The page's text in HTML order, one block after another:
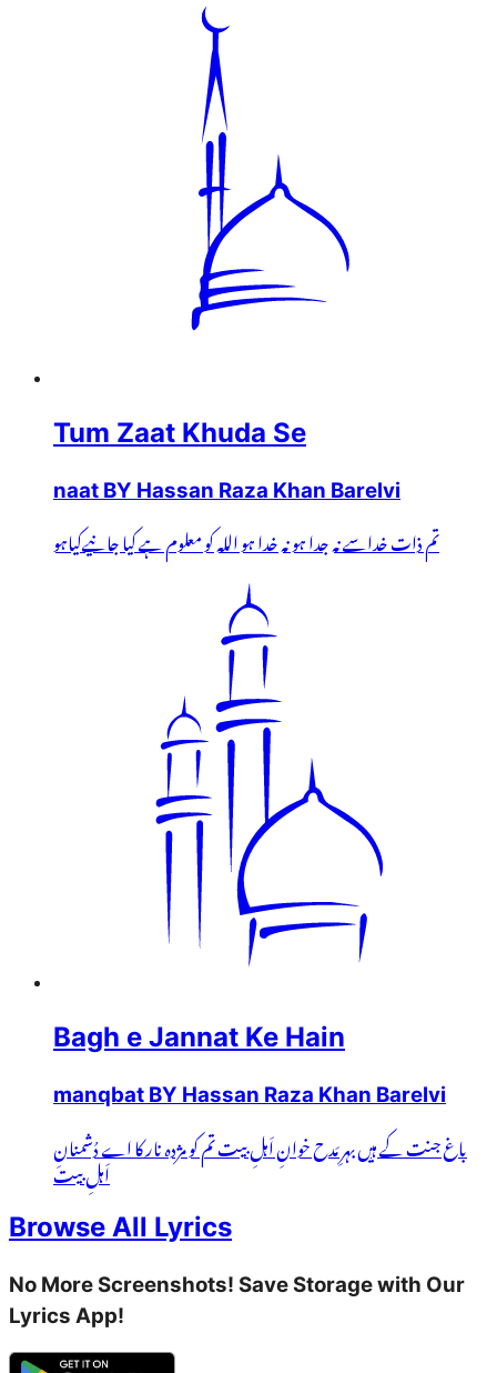
Tum Zaat Khuda Se
naat BY Hassan Raza Khan Barelvi
تم ذات خداسے نہ جدا ہو نہ خدا ہو اللہ کو معلوم ہے کیا جانیےکیاہو
Bagh e Jannat Ke Hain
manqbat BY Hassan Raza Khan Barelvi
باغ جنت کے ہیں بہرِ مَدح خوانِ اَہلِ بیت تم کو مژدہ نار کا اے دُشمنانِ
اَہلِ بیت
Browse All Lyrics
No More Screenshots! Save Storage with Our
Lyrics App!